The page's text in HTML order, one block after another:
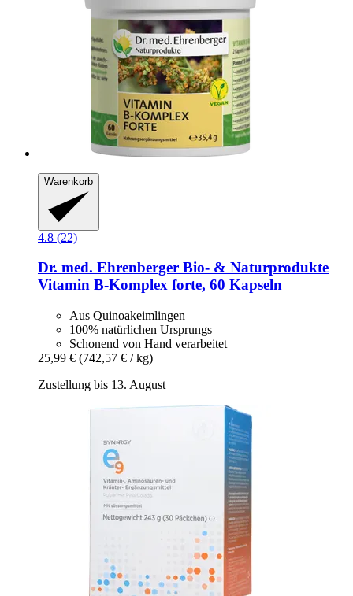
Warenkorb
4.8 (22)
Dr. med. Ehrenberger Bio- & Naturprodukte
Vitamin B-​Komplex forte, 60 Kapseln
Aus Quinoakeimlingen
100% natürlichen Ursprungs
Schonend von Hand verarbeitet
25,99 € (742,57 € / kg)
Zustellung bis 13. August